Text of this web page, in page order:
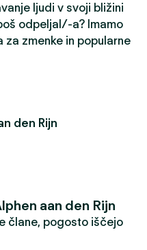
ljudi v svoji bližini
odpeljal/-a? Imamo
za zmenke in popularne
den Rijn
aan den Rijn
člane, pogosto iščejo